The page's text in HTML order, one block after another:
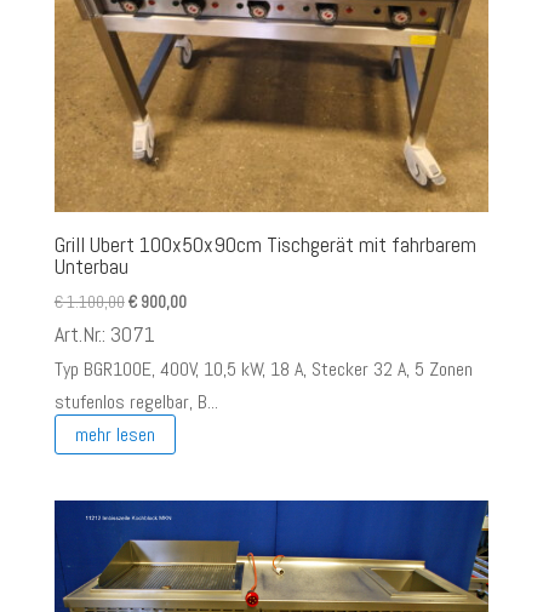
Grill Ubert 100x50x90cm Tischgerät mit fahrbarem
Unterbau
€1.100,00Ursprünglicher
Preis
€ 1.100,00
€900,00Aktueller
€ 900,00.
Art.Nr.: 3071
Typ BGR100E, 400V, 10,5 kW, 18 A, Stecker 32 A, 5 Zonen
stufenlos regelbar, B...
mehr lesen